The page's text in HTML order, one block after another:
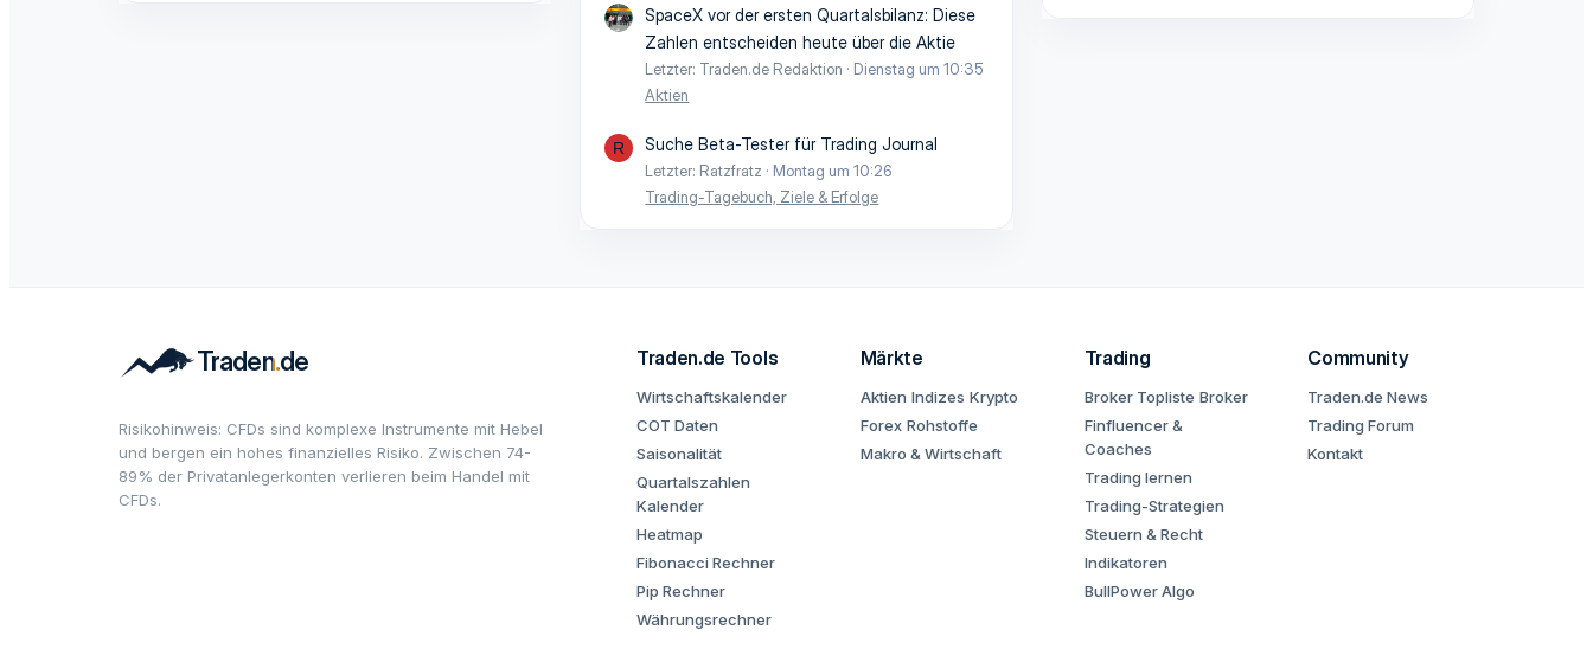
SpaceX vor der ersten Quartalsbilanz: Diese
Zahlen entscheiden heute über die Aktie
Letzter: Traden.de Redaktion
Dienstag um 10:35
Aktien
R Suche Beta-Tester für Trading Journal
Letzter: Ratzfratz
Montag um 10:26
Trading-Tagebuch, Ziele & Erfolge
Risikohinweis: CFDs sind komplexe Instrumente mit Hebel
und bergen ein hohes finanzielles Risiko. Zwischen 74-
89% der Privatanlegerkonten verlieren beim Handel mit
CFDs.
Traden.de Tools
Wirtschaftskalender
COT Daten
Saisonalität
Quartalszahlen
Kalender
Heatmap
Fibonacci Rechner
Pip Rechner
Währungsrechner
Märkte
Aktien Indizes Krypto
Forex Rohstoffe
Makro & Wirtschaft
Trading
Broker Topliste Broker
Finfluencer &
Coaches
Trading lernen
Trading-Strategien
Steuern & Recht
Indikatoren
BullPower Algo
Community
Traden.de News
Trading Forum
Kontakt